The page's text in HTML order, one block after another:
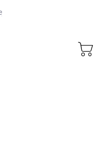
lehote 45 dní